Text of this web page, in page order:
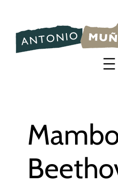
contenido